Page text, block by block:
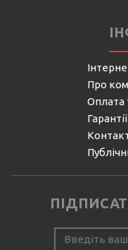
Про
Оплата